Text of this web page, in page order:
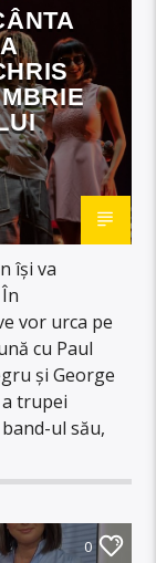
își va
vor urca pe
cu Paul
și George
trupei
ul său,
0